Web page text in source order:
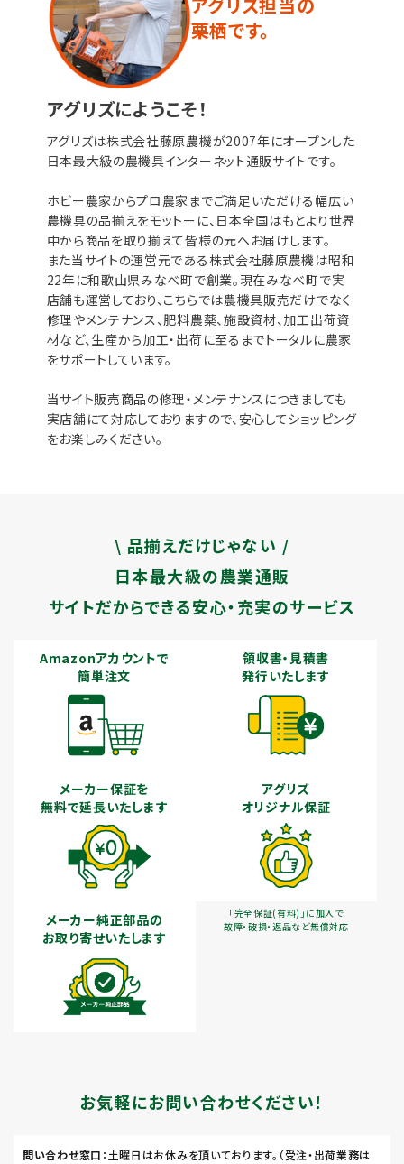
栗栖です。
アグリズにようこそ！
アグリズは株式会社藤原農機が2007年にオープンした
日本最大級の農機具インターネット通販サイトです。
ホビー農家からプロ農家までご満足いただける幅広い
農機具の品揃えをモットーに、日本全国はもとより世界
中から商品を取り揃えて皆様の元へお届けします。
また当サイトの運営元である株式会社藤原農機は昭和
22年に和歌山県みなべ町で創業。現在みなべ町で実
店舗も運営しており、こちらでは農機具販売だけでなく
修理やメンテナンス、肥料農薬、施設資材、加工出荷資
材など、生産から加工・出荷に至るまでトータルに農家
をサポートしています。
当サイト販売商品の修理・メンテナンスにつきましても
実店舗にて対応しておりますので、安心してショッピング
をお楽しみください。
\ 品揃えだけじゃない /
日本最大級の農業通販
サイトだからできる安心・充実のサービス
Amazonアカウントで
簡単注文
領収書・見積書
発行いたします
メーカー保証を
無料で延長いたします
アグリズ
オリジナル保証
「完全保証(有料)」に加入で
故障・破損・返品など無償対応
メーカー純正部品の
お取り寄せいたします
お気軽にお問い合わせください！
問い合わせ窓口 ：土曜日はお休みを頂いております。（受注・出荷業務は